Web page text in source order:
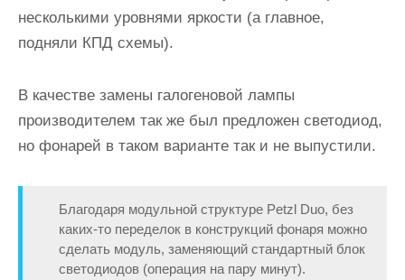
несколькими уровнями яркости (а главное,
подняли КПД схемы).
В качестве замены галогеновой лампы
производителем так же был предложен светодиод,
но фонарей в таком варианте так и не выпустили.
Благодаря модульной структуре Petzl Duo, без
каких-то переделок в конструкций фонаря можно
сделать модуль, заменяющий стандартный блок
светодиодов (операция на пару минут).